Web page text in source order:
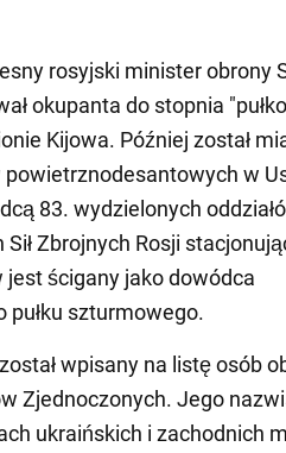
rosyjski minister obrony
okupanta do stopnia
Kijowa. Później został
powietrznodesantowych w
83. wydzielonych
Zbrojnych Rosji
jest ścigany jako dowódca
szturmowego.
wpisany na listę osób
Zjednoczonych. Jego
ukraińskich i zachodnich